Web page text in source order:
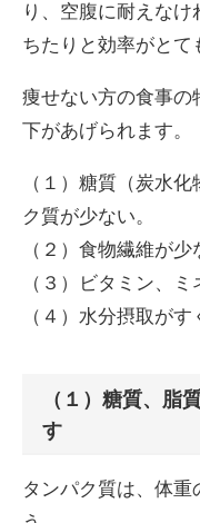
り、空腹に耐えな
ちたりと効率がとて
痩せない方の食事の
下があげられます。
（１）糖質（炭水
ク質が少ない。
（２）食物繊維が少
（３）ビタミン、ミ
（４）水分摂取がす
（１）糖質、脂
す
タンパク質は、体重